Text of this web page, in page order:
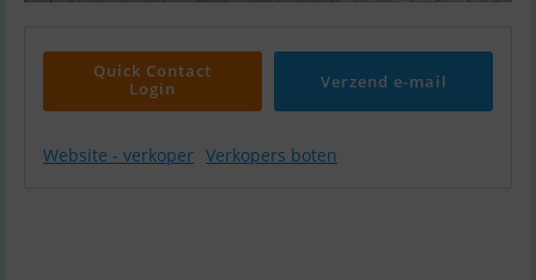
Quick Contact
Login
Verzend e-mail
Website - verkoper Verkopers boten